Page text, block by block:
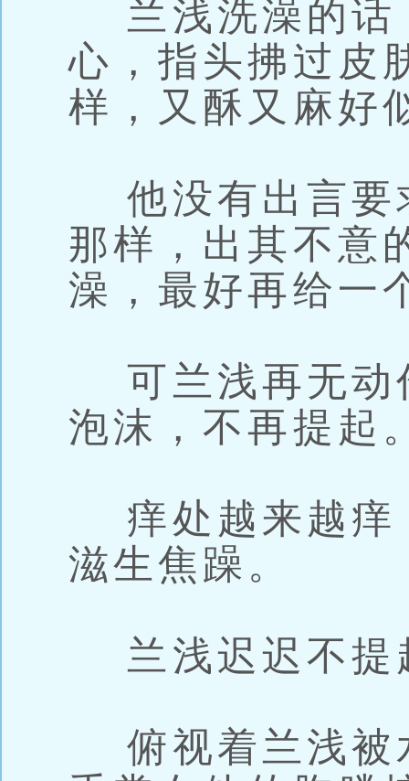
兰浅洗澡的话
心，指头拂过皮
样，又酥又麻好
他没有出言要
那样，出其不意
澡，最好再给一
可兰浅再无动
泡沫，不再提起
痒处越来越痒
滋生焦躁。
兰浅迟迟不提
俯视着兰浅被